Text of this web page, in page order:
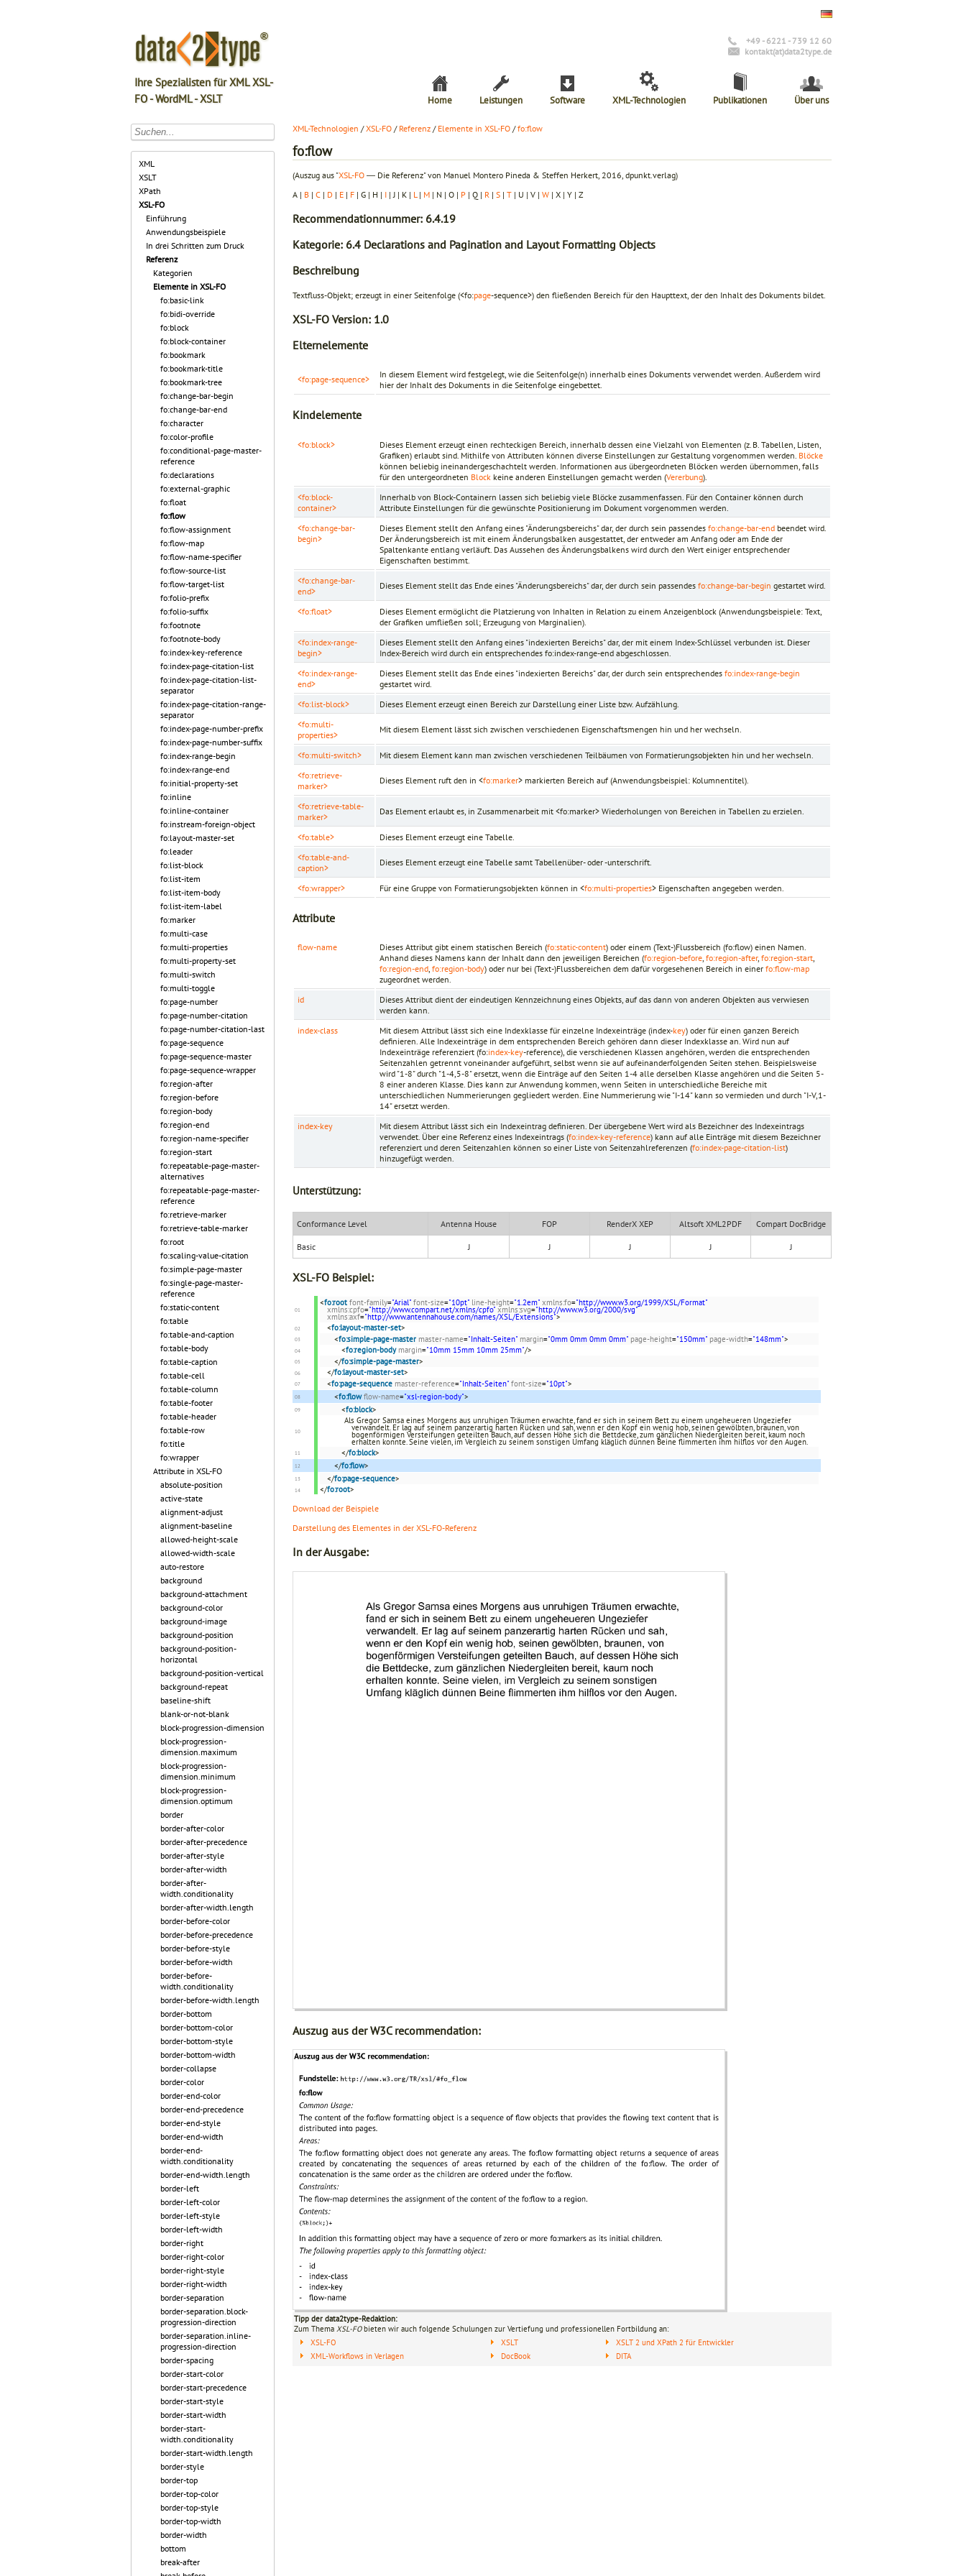
Ihre Spezialisten für XML XSL-
FO - WordML - XSLT
+49 - 6221 - 739 12 60
kontakt(at)data2type.de
Home Leistungen Software XML-Technologien Publikationen Über uns
XML
XSLT
XPath
XSL-FO
Einführung
Anwendungsbeispiele
In drei Schritten zum Druck
Referenz
Kategorien
Elemente in XSL-FO
fo:basic-link
fo:bidi-override
fo:block
fo:block-container
fo:bookmark
fo:bookmark-title
fo:bookmark-tree
fo:change-bar-begin
fo:change-bar-end
fo:character
fo:color-profile
fo:conditional-page-master-
reference
fo:declarations
fo:external-graphic
fo:float
fo:flow
fo:flow-assignment
fo:flow-map
fo:flow-name-specifier
fo:flow-source-list
fo:flow-target-list
fo:folio-prefix
fo:folio-suffix
fo:footnote
fo:footnote-body
fo:index-key-reference
fo:index-page-citation-list
fo:index-page-citation-list-
separator
fo:index-page-citation-range-
separator
fo:index-page-number-prefix
fo:index-page-number-suffix
fo:index-range-begin
fo:index-range-end
fo:initial-property-set
fo:inline
fo:inline-container
fo:instream-foreign-object
fo:layout-master-set
fo:leader
fo:list-block
fo:list-item
fo:list-item-body
fo:list-item-label
fo:marker
fo:multi-case
fo:multi-properties
fo:multi-property-set
fo:multi-switch
fo:multi-toggle
fo:page-number
fo:page-number-citation
fo:page-number-citation-last
fo:page-sequence
fo:page-sequence-master
fo:page-sequence-wrapper
fo:region-after
fo:region-before
fo:region-body
fo:region-end
fo:region-name-specifier
fo:region-start
fo:repeatable-page-master-
alternatives
fo:repeatable-page-master-
reference
fo:retrieve-marker
fo:retrieve-table-marker
fo:root
fo:scaling-value-citation
fo:simple-page-master
fo:single-page-master-
reference
fo:static-content
fo:table
fo:table-and-caption
fo:table-body
fo:table-caption
fo:table-cell
fo:table-column
fo:table-footer
fo:table-header
fo:table-row
fo:title
fo:wrapper
Attribute in XSL-FO
absolute-position
active-state
alignment-adjust
alignment-baseline
allowed-height-scale
allowed-width-scale
auto-restore
background
background-attachment
background-color
background-image
background-position
background-position-
horizontal
background-position-vertical
background-repeat
baseline-shift
blank-or-not-blank
block-progression-dimension
block-progression-
dimension.maximum
block-progression-
dimension.minimum
block-progression-
dimension.optimum
border
border-after-color
border-after-precedence
border-after-style
border-after-width
border-after-
width.conditionality
border-after-width.length
border-before-color
border-before-precedence
border-before-style
border-before-width
border-before-
width.conditionality
border-before-width.length
border-bottom
border-bottom-color
border-bottom-style
border-bottom-width
border-collapse
border-color
border-end-color
border-end-precedence
border-end-style
border-end-width
border-end-
width.conditionality
border-end-width.length
border-left
border-left-color
border-left-style
border-left-width
border-right
border-right-color
border-right-style
border-right-width
border-separation
border-separation.block-
progression-direction
border-separation.inline-
progression-direction
border-spacing
border-start-color
border-start-precedence
border-start-style
border-start-width
border-start-
width.conditionality
border-start-width.length
border-style
border-top
border-top-color
border-top-style
border-top-width
border-width
bottom
break-after
XML-Technologien /XSL-FO / Referenz / Elemente in XSL-FO /fo:flow
fo:flow
(Auszug aus "XSL-FO ― Die Referenz" von Manuel Montero Pineda & Steffen Herkert, 2016, dpunkt.verlag)
A | B | C | D | E | F | G | H | I | J | K | L | M | N | O | P | Q | R | S | T | U | V | W | X | Y | Z
Recommendationnummer: 6.4.19
Kategorie: 6.4 Declarations and Pagination and Layout Formatting Objects
Beschreibung
Textfluss-Objekt; erzeugt in einer Seitenfolge (<fo:page-sequence>) den fließenden Bereich für den Haupttext, der den Inhalt des Dokuments bildet.
XSL-FO Version: 1.0
Elternelemente
<fo:page-sequence>
In diesem Element wird festgelegt, wie die Seitenfolge(n) innerhalb eines Dokuments verwendet werden. Außerdem wird
hier der Inhalt des Dokuments in die Seitenfolge eingebettet.
Kindelemente
<fo:block>
Dieses Element erzeugt einen rechteckigen Bereich, innerhalb dessen eine Vielzahl von Elementen (z. B. Tabellen, Listen,
Grafiken) erlaubt sind. Mithilfe von Attributen können diverse Einstellungen zur Gestaltung vorgenommen werden. Blöcke
können beliebig ineinandergeschachtelt werden. Informationen aus übergeordneten Blöcken werden übernommen, falls
für den untergeordneten Block keine anderen Einstellungen gemacht werden (Vererbung).
<fo:block-
container>
Innerhalb von Block-Containern lassen sich beliebig viele Blöcke zusammenfassen. Für den Container können durch
Attribute Einstellungen für die gewünschte Positionierung im Dokument vorgenommen werden.
<fo:change-bar-
begin>
Dieses Element stellt den Anfang eines "Änderungsbereichs" dar, der durch sein passendes fo:change-bar-end beendet wird.
Der Änderungsbereich ist mit einem Änderungsbalken ausgestattet, der entweder am Anfang oder am Ende der
Spaltenkante entlang verläuft. Das Aussehen des Änderungsbalkens wird durch den Wert einiger entsprechender
Eigenschaften bestimmt.
<fo:change-bar-
end>
Dieses Element stellt das Ende eines "Änderungsbereichs" dar, der durch sein passendes fo:change-bar-begin gestartet wird.
<fo:float>
Dieses Element ermöglicht die Platzierung von Inhalten in Relation zu einem Anzeigenblock (Anwendungsbeispiele: Text,
der Grafiken umfließen soll; Erzeugung von Marginalien).
<fo:index-range-
begin>
Dieses Element stellt den Anfang eines "indexierten Bereichs" dar, der mit einem Index-Schlüssel verbunden ist. Dieser
Index-Bereich wird durch ein entsprechendes fo:index-­range-end abgeschlossen.
<fo:index-range-
end>
Dieses Element stellt das Ende eines "indexierten Bereichs" dar, der durch sein entsprechendes fo:index-range-begin
gestartet wird.
<fo:list-block>
Dieses Element erzeugt einen Bereich zur Darstellung einer Liste bzw. Aufzählung.
<fo:multi-
properties>
Mit diesem Element lässt sich zwischen verschiedenen Eigenschaftsmengen hin und her wechseln.
<fo:multi-switch>
Mit diesem Element kann man zwischen verschiedenen Teilbäumen von Formatierungsobjekten hin und her wechseln.
<fo:retrieve-
marker>
Dieses Element ruft den in <fo:marker> markierten Bereich auf (Anwendungsbeispiel: Kolumnentitel).
<fo:retrieve-table-
marker>
Das Element erlaubt es, in Zusammenarbeit mit <fo:marker> Wiederholungen von Bereichen in Tabellen zu erzielen.
<fo:table>
Dieses Element erzeugt eine Tabelle.
<fo:table-and-
caption>
Dieses Element erzeugt eine Tabelle samt Tabellenüber- oder -unterschrift.
<fo:wrapper> Für eine Gruppe von Formatierungsobjekten können in <fo:multi-properties> Eigenschaften angegeben werden.
Attribute
flow-name Dieses Attribut gibt einem statischen Bereich (fo:static-content) oder einem (Text-)Flussbereich (fo:flow) einen Namen.
Anhand dieses Namens kann der Inhalt dann den jeweiligen Bereichen (fo:region-before fo:region-after, fo:region-start
fo:region-end fo:region-body) oder nur bei (Text-)Flussbereichen dem dafür vorgesehenen Bereich in einer fo:flow-map
zugeordnet werden.
id
Dieses Attribut dient der eindeutigen Kennzeichnung eines Objekts, auf das dann von anderen Objekten aus verwiesen
werden kann.
index-class
Mit diesem Attribut lässt sich eine Indexklasse für einzelne Indexeinträge (index-key) oder für einen ganzen Bereich
definieren. Alle Indexeinträge in dem entsprechenden Bereich gehören dann dieser Indexklasse an. Wird nun auf
Indexeinträge referenziert (fo:index-key-reference), die verschiedenen Klassen angehören, werden die entsprechenden
Seitenzahlen getrennt voneinander aufgeführt, selbst wenn sie auf aufeinanderfolgenden Seiten stehen. Beispielsweise
wird "1-8" durch "1-4,5-8" ersetzt, wenn die Einträge auf den Seiten 1-4 alle derselben Klasse angehören und die Seiten 5-
8 einer anderen Klasse. Dies kann zur Anwendung kommen, wenn Seiten in unterschiedliche Bereiche mit
unterschiedlichen Nummerierungen gegliedert werden. Eine Nummerierung wie "I-14" kann so vermieden und durch "I-V,1-
14" ersetzt werden.
index-key
Mit diesem Attribut lässt sich ein Indexeintrag definieren. Der übergebene Wert wird als Bezeichner des Indexeintrags
verwendet. Über eine Referenz eines Indexeintrags (fo:index-key-reference) kann auf alle Einträge mit diesem Bezeichner
referenziert und deren Seitenzahlen können so einer Liste von Seitenzahlreferenzen (fo:index-page-citation-list)
hinzugefügt werden.
Unterstützung:
Conformance Level Antenna House FOP RenderX XEP Altsoft XML2PDF Compart DocBridge
Basic J J J J J
XSL-FO Beispiel:
<fo:root font-family="Arial" font-size="10pt" line-height="1.2em" xmlns:fo="http://www.w3.org/1999/XSL/Format"
xmlns:cpfo="http://www.compart.net/xmlns/cpfo" xmlns:svg="http://www.w3.org/2000/svg"
xmlns:axf="http://www.antennahouse.com/names/XSL/Extensions">
<fo:layout-master-set>
<fo:simple-page-master master-name="Inhalt-Seiten" margin="0mm 0mm 0mm 0mm" page-height="150mm" page-width="148mm">
<fo:region-body margin="10mm 15mm 10mm 25mm"/>
</fo:simple-page-master>
</fo:layout-master-set>
<fo:page-sequence master-reference="Inhalt-Seiten" font-size="10pt">
<fo:flow flow-name="xsl-region-body">
<fo:block>
Als Gregor Samsa eines Morgens aus unruhigen Träumen erwachte, fand er sich in seinem Bett zu einem ungeheueren Ungeziefer
verwandelt. Er lag auf seinem panzerartig harten Rücken und sah, wenn er den Kopf ein wenig hob, seinen gewölbten, braunen, von
bogenförmigen Versteifungen geteilten Bauch, auf dessen Höhe sich die Bettdecke, zum gänzlichen Niedergleiten bereit, kaum noch
erhalten konnte. Seine vielen, im Vergleich zu seinem sonstigen Umfang kläglich dünnen Beine flimmerten ihm hilflos vor den Augen.
</fo:block>
</fo:flow>
</fo:page-sequence>
</fo:root>
Download der Beispiele
Darstellung des Elementes in der XSL-FO-Referenz
In der Ausgabe:
Auszug aus der W3C recommendation:
Tipp der data2type-Redaktion:
Zum Thema XSL-FObieten wir auch folgende Schulungen zur Vertiefung und professionellen Fortbildung an:
XSL-FO
XML-Workflows in Verlagen
XSLT
DocBook
XSLT 2 und XPath 2 für Entwickler
DITA